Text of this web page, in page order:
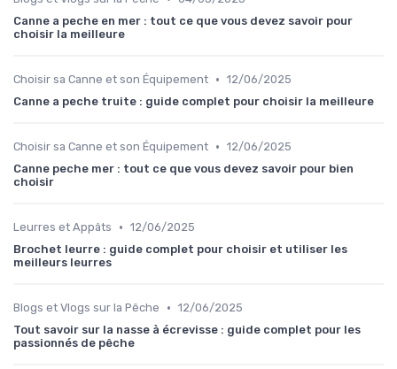
Canne a peche en mer : tout ce que vous devez savoir pour
choisir la meilleure
Choisir sa Canne et son Équipement • 12/06/2025
Canne a peche truite : guide complet pour choisir la meilleure
Choisir sa Canne et son Équipement • 12/06/2025
Canne peche mer : tout ce que vous devez savoir pour bien
choisir
Leurres et Appâts • 12/06/2025
Brochet leurre : guide complet pour choisir et utiliser les
meilleurs leurres
Blogs et Vlogs sur la Pêche • 12/06/2025
Tout savoir sur la nasse à écrevisse : guide complet pour les
passionnés de pêche